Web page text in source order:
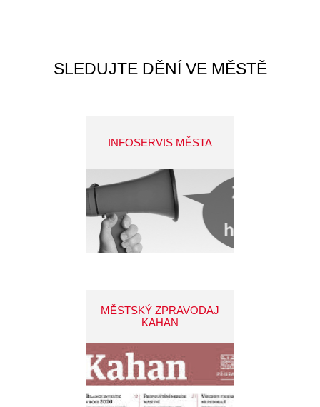
SLEDUJTE DĚNÍ VE MĚSTĚ
INFOSERVIS MĚSTA
MĚSTSKÝ ZPRAVODAJ
KAHAN